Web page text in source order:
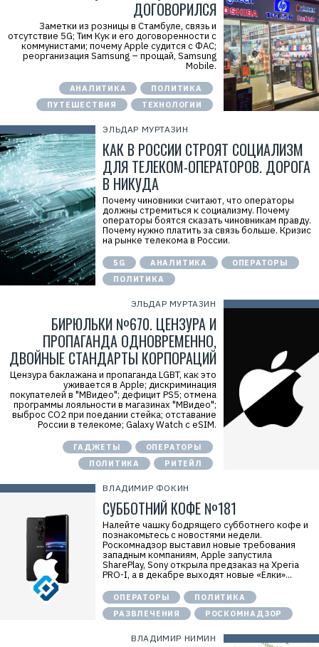
ДОГОВОРИЛСЯ
Заметки из розницы в Стамбуле, связь и
отсутствие 5G; Тим Кук и его договоренности с
коммунистами; почему Apple судится с ФАС;
реорганизация Samsung – прощай, Samsung
Mobile.
АНАЛИТИКА
ПОЛИТИКА
ПУТЕШЕСТВИЯ
ТЕХНОЛОГИИ
ЭЛЬДАР МУРТАЗИН
КАК В РОССИИ СТРОЯТ СОЦИАЛИЗМ
ДЛЯ ТЕЛЕКОМ-ОПЕРАТОРОВ. ДОРОГА
В НИКУДА
Почему чиновники считают, что операторы
должны стремиться к социализму. Почему
операторы боятся сказать чиновникам правду.
Почему нужно платить за связь больше. Кризис
на рынке телекома в России.
5G АНАЛИТИКА
ОПЕРАТОРЫ
ПОЛИТИКА
ЭЛЬДАР МУРТАЗИН
БИРЮЛЬКИ №670. ЦЕНЗУРА И
ПРОПАГАНДА ОДНОВРЕМЕННО,
ДВОЙНЫЕ СТАНДАРТЫ КОРПОРАЦИЙ
Цензура баклажана и пропаганда LGBT, как это
уживается в Apple; дискриминация
покупателей в "МВидео"; дефицит PS5; отмена
программы лояльности в магазинах "МВидео";
выброс СО2 при поедании стейка; отставание
России в телекоме; Galaxy Watch с eSIM.
ГАДЖЕТЫ
ОПЕРАТОРЫ
ПОЛИТИКА
РИТЕЙЛ
ВЛАДИМИР ФОКИН
СУББОТНИЙ КОФЕ №181
Налейте чашку бодрящего субботнего кофе и
познакомьтесь с новостями недели.
Роскомнадзор выставил новые требования
западным компаниям, Apple запустила
SharePlay, Sony открыла предзаказ на Xperia
PRO-I, а в декабре выходят новые «Ёлки»...
ОПЕРАТОРЫ
ПОЛИТИКА
РАЗВЛЕЧЕНИЯ
РОСКОМНАДЗОР
ВЛАДИМИР НИМИН